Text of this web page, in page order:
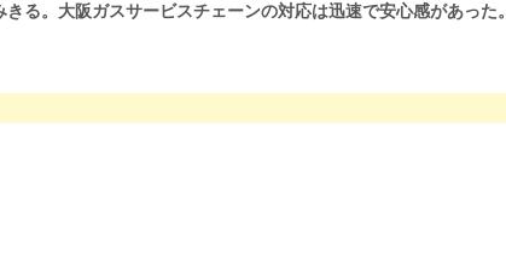
る。大阪ガスサービスチェーンの対応は迅速で安心感があった。